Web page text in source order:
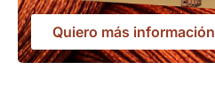
Quiero más información